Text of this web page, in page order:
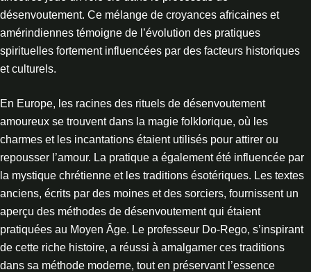
désenvoutement. Ce mélange de croyances africaines et
amérindiennes témoigne de l’évolution des pratiques
spirituelles fortement influencées par des facteurs historiques
et culturels.
En Europe, les racines des rituels de désenvoutement
amoureux se trouvent dans la magie folklorique, où les
charmes et les incantations étaient utilisés pour attirer ou
repousser l’amour. La pratique a également été influencée par
la mystique chrétienne et les traditions ésotériques. Les textes
anciens, écrits par des moines et des sorciers, fournissent un
aperçu des méthodes de désenvoutement qui étaient
pratiquées au Moyen Âge. Le professeur Do-Rego, s’inspirant
de cette riche histoire, a réussi à amalgamer ces traditions
dans sa méthode moderne, tout en préservant l’essence